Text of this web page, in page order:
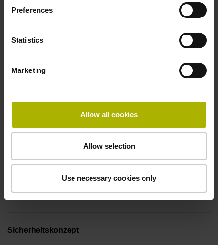
Preferences
Statistics
Marketing
Allow all cookies
Allow selection
Use necessary cookies only
Elektrischer Anschluss
Anschluss-Belegung
1,00 m
Sicherheitskonzept